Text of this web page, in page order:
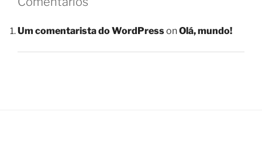
Um comentarista do WordPressonOlá, mundo!